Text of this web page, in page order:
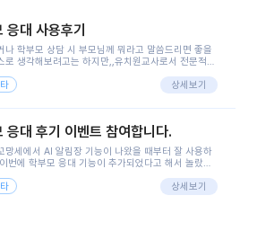
응대 사용후기
나 학부모 상담 시 부모님께 뭐라고 말씀드리면 좋을
로 생각해보려고는 하지만,,유치원교사로서 전문적인
가...^^(저만 그런거 아니죠 ㅜㅜ)꼬망봇의 장점은 지
이는 몇세이고 여자인지 남자인지 등그래도 좀 기본
면서 물어봐야할 때가 있어그때마다 정보를 입력하는
됐는데ai 학부모 응대를 써볼 수 있어서 좋았어요!앞
가 신입 때 이게 있었더라면 ㅜㅜㅜㅜ?응대 팁이 정말
지금은 그래도 아이들이 잘 이해 되지만초임 때는 정
상다른 선생님들께 도움을 요청했었거든요..ㅠ*일지
이 되는 거 같아요!
상세보기
응대 후기 이벤트 참여합니다.
망세에서 AI 알림장 기능이 나왔을 때부터 잘 사용하
번에 학부모 응대 기능이 추가되었다고 해서 놀랐습
은 부담을 느끼고 있습니다 ㅠㅠ이번에 제가 원에서
부모님께 전달드렸던 내용을 함께 보시고,저와 비슷한
상세보기